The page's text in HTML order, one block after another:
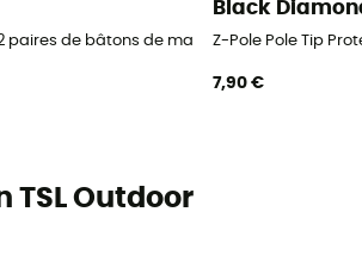
paires de bâtons de marche nordique
Black
Z-Pole Pole Tip
7,90 €
TSL Outdoor